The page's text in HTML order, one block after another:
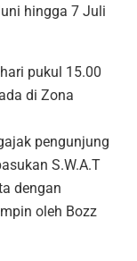
hingga 7 Juli
pukul 15.00
di Zona
pengunjung
S.W.A.T
dengan
oleh Bozz